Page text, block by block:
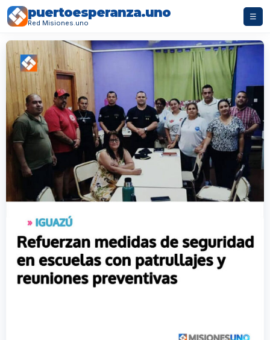
puertoesperanza.uno
Red Misiones.uno
☰